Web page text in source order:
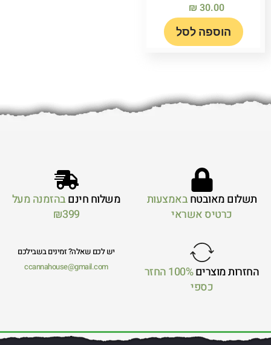
₪ 30.00
הוספה לסל
תשלום מאובטחבאמצעות
כרטיס אשראי
משלוח חינםבהזמנה מעל
₪399
החזרות מוצרים
100% החזר
כספי
יש לכם שאלה? זמינים בשבילכם
ccannahouse@gmail.com